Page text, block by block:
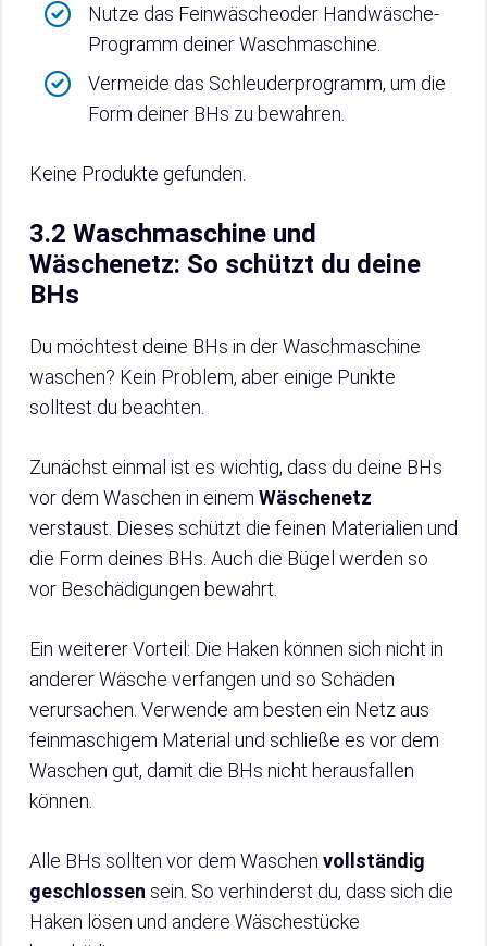
Nutze das Feinwäscheoder Handwäsche-
Programm deiner Waschmaschine.
Vermeide das Schleuderprogramm, um die
Form deiner BHs zu bewahren.
Keine Produkte gefunden.
3.2 Waschmaschine und
Wäschenetz: So schützt du deine
BHs
Du möchtest deine BHs in der Waschmaschine
waschen? Kein Problem, aber einige Punkte
solltest du beachten.
Zunächst einmal ist es wichtig, dass du deine BHs
vor dem Waschen in einem Wäschenetz
verstaust. Dieses schützt die feinen Materialien und
die Form deines BHs. Auch die Bügel werden so
vor Beschädigungen bewahrt.
Ein weiterer Vorteil: Die Haken können sich nicht in
anderer Wäsche verfangen und so Schäden
verursachen. Verwende am besten ein Netz aus
feinmaschigem Material und schließe es vor dem
Waschen gut, damit die BHs nicht herausfallen
können.
Alle BHs sollten vor dem Waschen vollständig
geschlossen sein. So verhinderst du, dass sich die
Haken lösen und andere Wäschestücke